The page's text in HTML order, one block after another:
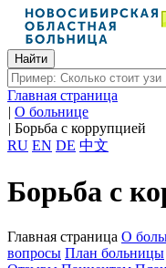
Главная страница
| О больнице
| Борьба с коррупцией
RU EN DE 中文
Борьба с
Главная страница О
вопросы План больницы